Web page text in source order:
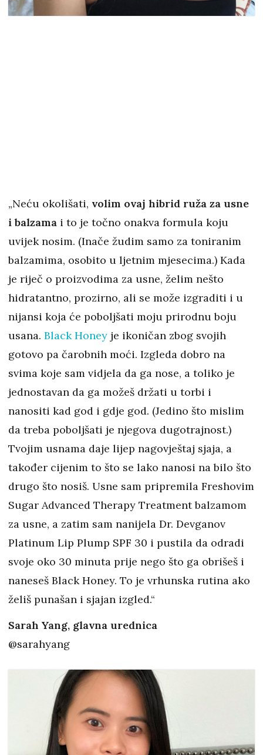
„Neću okolišati, volim ovaj hibrid ruža za usne
i balzama i to je točno onakva formula koju
uvijek nosim. (Inače žudim samo za toniranim
balzamima, osobito u ljetnim mjesecima.) Kada
je riječ o proizvodima za usne, želim nešto
hidratantno, prozirno, ali se može izgraditi i u
nijansi koja će poboljšati moju prirodnu boju
usana. Black Honey je ikoničan zbog svojih
gotovo pa čarobnih moći. Izgleda dobro na
svima koje sam vidjela da ga nose, a toliko je
jednostavan da ga možeš držati u torbi i
nanositi kad god i gdje god. (Jedino što mislim
da treba poboljšati je njegova dugotrajnost.)
Tvojim usnama daje lijep nagovještaj sjaja, a
također cijenim to što se lako nanosi na bilo što
drugo što nosiš. Usne sam pripremila Freshovim
Sugar Advanced Therapy Treatment balzamom
za usne, a zatim sam nanijela Dr. Devganov
Platinum Lip Plump SPF 30 i pustila da odradi
svoje oko 30 minuta prije nego što ga obrišeš i
naneseš Black Honey. To je vrhunska rutina ako
želiš punašan i sjajan izgled.“
Sarah Yang, glavna urednica
@sarahyang